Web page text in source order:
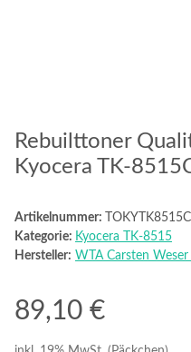
Rebuilttoner
Kyocera TK-
Artikelnummer:
Kategorie: Kyocera TK-8515
Hersteller: WTA Carsten Weser
89,10 €